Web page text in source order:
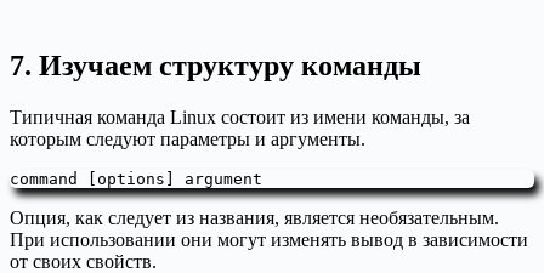
7. Изучаем структуру команды
Типичная команда Linux состоит из имени команды, за
которым следуют параметры и аргументы.
command [options] argument
Опция, как следует из названия, является необязательным.
При использовании они могут изменять вывод в зависимости
от своих свойств.